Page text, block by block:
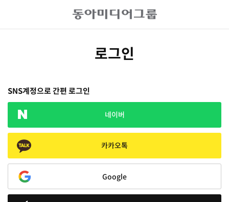
로그인
SNS계정으로 간편 로그인
네이버
카카오톡
Google